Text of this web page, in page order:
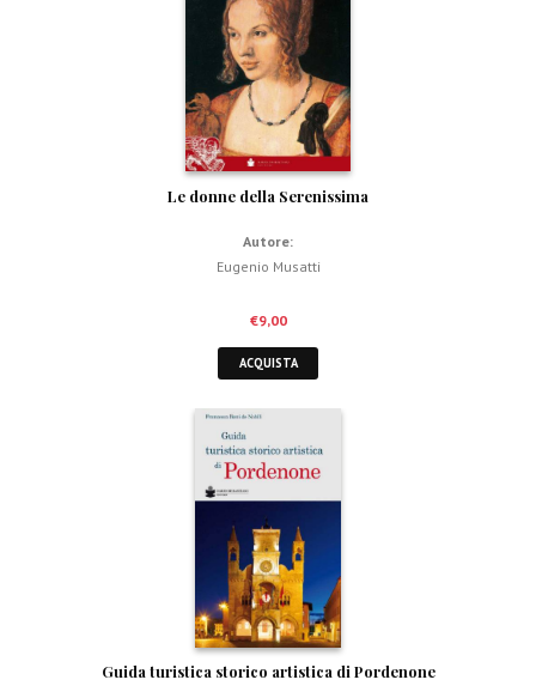
Le donne della Serenissima
Autore:
Eugenio Musatti
€9,00
ACQUISTA
Guida turistica storico artistica di Pordenone